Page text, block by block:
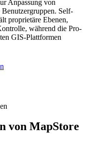
Anpassung von
Self-
proprietäre Ebenen,
während die Pro-
GIS-Plattformen
von MapStore